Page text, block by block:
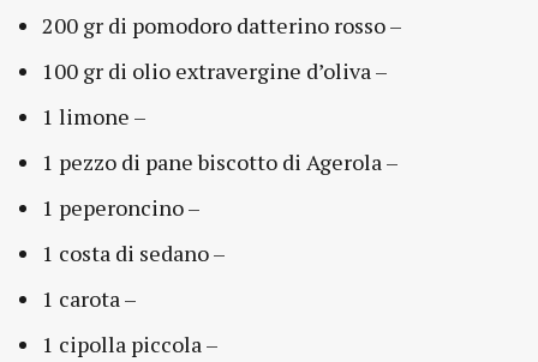
200 gr di pomodoro datterino rosso –
100 gr di olio extravergine d’oliva –
1 limone –
1 pezzo di pane biscotto di Agerola –
1 peperoncino –
1 costa di sedano –
1 carota –
1 cipolla piccola –